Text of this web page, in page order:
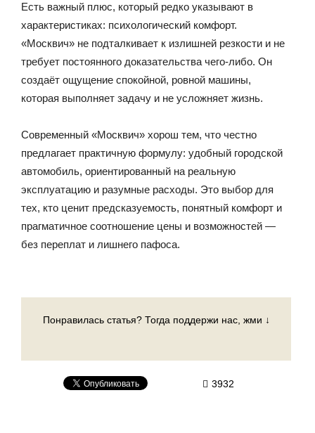
Есть важный плюс, который редко указывают в
характеристиках: психологический комфорт.
«Москвич» не подталкивает к излишней резкости и не
требует постоянного доказательства чего-либо. Он
создаёт ощущение спокойной, ровной машины,
которая выполняет задачу и не усложняет жизнь.
Современный «Москвич» хорош тем, что честно
предлагает практичную формулу: удобный городской
автомобиль, ориентированный на реальную
эксплуатацию и разумные расходы. Это выбор для
тех, кто ценит предсказуемость, понятный комфорт и
прагматичное соотношение цены и возможностей —
без переплат и лишнего пафоса.
Понравилась статья? Тогда поддержи нас, жми ↓
3932